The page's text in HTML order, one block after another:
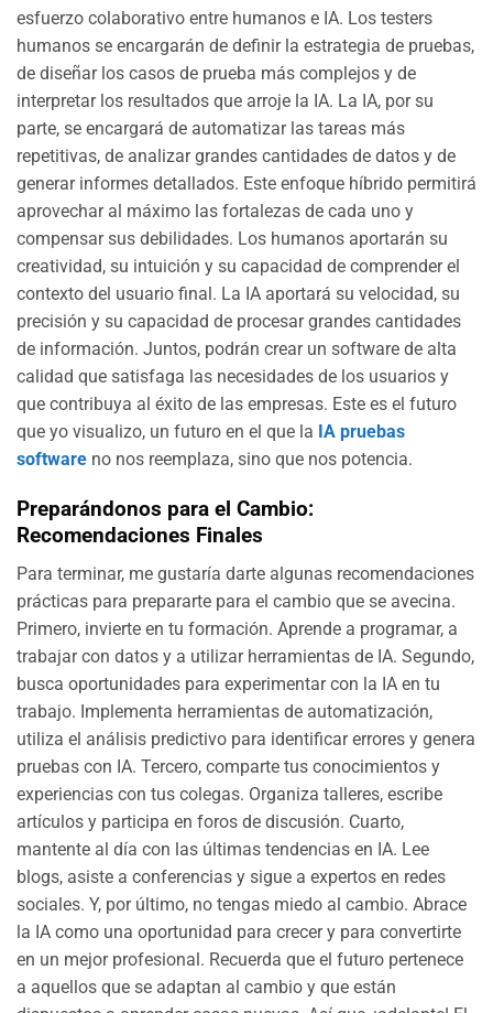
esfuerzo colaborativo entre humanos e IA. Los testers
humanos se encargarán de definir la estrategia de pruebas,
de diseñar los casos de prueba más complejos y de
interpretar los resultados que arroje la IA. La IA, por su
parte, se encargará de automatizar las tareas más
repetitivas, de analizar grandes cantidades de datos y de
generar informes detallados. Este enfoque híbrido permitirá
aprovechar al máximo las fortalezas de cada uno y
compensar sus debilidades. Los humanos aportarán su
creatividad, su intuición y su capacidad de comprender el
contexto del usuario final. La IA aportará su velocidad, su
precisión y su capacidad de procesar grandes cantidades
de información. Juntos, podrán crear un software de alta
calidad que satisfaga las necesidades de los usuarios y
que contribuya al éxito de las empresas. Este es el futuro
que yo visualizo, un futuro en el que la IA pruebas
software no nos reemplaza, sino que nos potencia.
Preparándonos para el Cambio:
Recomendaciones Finales
Para terminar, me gustaría darte algunas recomendaciones
prácticas para prepararte para el cambio que se avecina.
Primero, invierte en tu formación. Aprende a programar, a
trabajar con datos y a utilizar herramientas de IA. Segundo,
busca oportunidades para experimentar con la IA en tu
trabajo. Implementa herramientas de automatización,
utiliza el análisis predictivo para identificar errores y genera
pruebas con IA. Tercero, comparte tus conocimientos y
experiencias con tus colegas. Organiza talleres, escribe
artículos y participa en foros de discusión. Cuarto,
mantente al día con las últimas tendencias en IA. Lee
blogs, asiste a conferencias y sigue a expertos en redes
sociales. Y, por último, no tengas miedo al cambio. Abrace
la IA como una oportunidad para crecer y para convertirte
en un mejor profesional. Recuerda que el futuro pertenece
a aquellos que se adaptan al cambio y que están